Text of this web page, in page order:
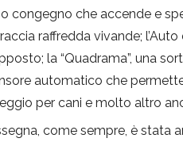
congegno che accende e
raffredda vivande;
la “Quadrama”, una
automatico che
per cani e molto altro
come sempre, è stata